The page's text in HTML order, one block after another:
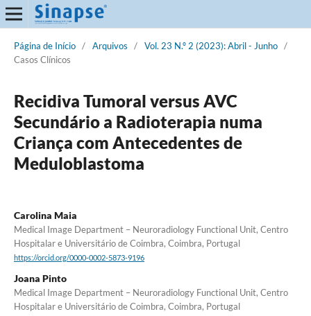
Página de Início / Arquivos / Vol. 23 N.º 2 (2023): Abril - Junho /
Casos Clínicos
Recidiva Tumoral versus AVC
Secundário a Radioterapia numa
Criança com Antecedentes de
Meduloblastoma
Carolina Maia
Medical Image Department – Neuroradiology Functional Unit, Centro
Hospitalar e Universitário de Coimbra, Coimbra, Portugal
https://orcid.org/0000-0002-5873-9196
Joana Pinto
Medical Image Department – Neuroradiology Functional Unit, Centro
Hospitalar e Universitário de Coimbra, Coimbra, Portugal